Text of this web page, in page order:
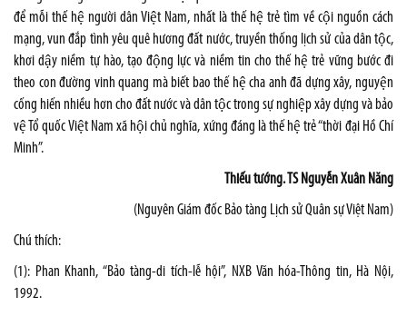
để mỗi thế hệ người dân Việt Nam, nhất là thế hệ trẻ tìm về cội nguồn cách
mạng, vun đắp tình yêu quê hương đất nước, truyền thống lịch sử của dân tộc,
khơi dậy niềm tự hào, tạo động lực và niềm tin cho thế hệ trẻ vững bước đi
theo con đường vinh quang mà biết bao thế hệ cha anh đã dựng xây, nguyện
cống hiến nhiều hơn cho đất nước và dân tộc trong sự nghiệp xây dựng và bảo
vệ Tổ quốc Việt Nam xã hội chủ nghĩa, xứng đáng là thế hệ trẻ “thời đại Hồ Chí
Minh”.
Thiếu tướng.TS Nguyễn Xuân Năng
(Nguyên Giám đốc Bảo tàng Lịch sử Quân sự Việt Nam)
Chú thích:
(1): Phan Khanh, “Bảo tàng-di tích-lễ hội”, NXB Văn hóa-Thông tin, Hà Nội,
1992.